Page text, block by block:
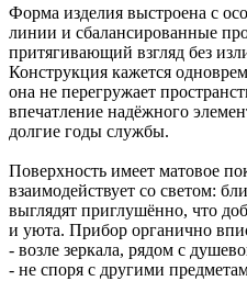
Форма изделия выстроена с
линии и сбалансированные
притягивающий взгляд без
Конструкция кажется
она не перегружает
впечатление надёжного
долгие годы службы.
Поверхность имеет матовое
взаимодействует со светом:
выглядят приглушённо, что
и уюта. Прибор органично
- возле зеркала, рядом с
- не споря с другими